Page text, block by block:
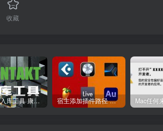
收藏
Kontakt入库工具 康泰克入库教程 宿主添加插件路径 插件路径设置 VSTPlugins路径